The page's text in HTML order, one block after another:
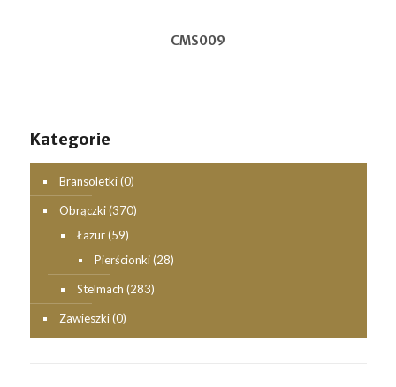
CMS009
Kategorie
Bransoletki (0)
Obrączki (370)
Łazur (59)
Pierścionki (28)
Stelmach (283)
Zawieszki (0)